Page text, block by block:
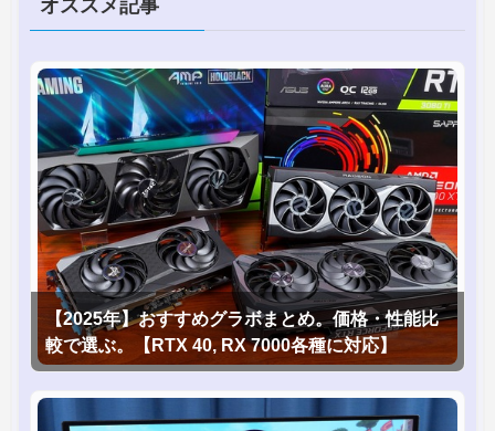
オススメ記事
【2025年】おすすめグラボまとめ。価格・性能比
較で選ぶ。【RTX 40, RX 7000各種に対応】